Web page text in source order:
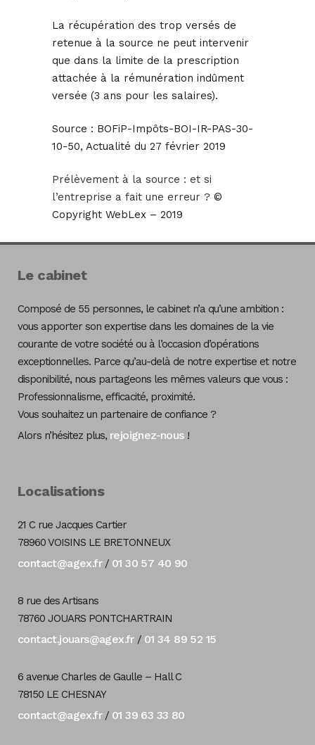
La récupération des trop versés de
retenue à la source ne peut intervenir
que dans la limite de la prescription
attachée à la rémunération indûment
versée (3 ans pour les salaires).
Source : BOFiP-Impôts-BOI-IR-PAS-30-
10-50, Actualité du 27 février 2019
Prélèvement à la source : et si
l’entreprise a fait une erreur ? ©
Copyright WebLex – 2019
Le cabinet
Composé de 55 personnes, le cabinet n’a qu’une ambition :
vous apporter son expertise dans les domaines de la vie
courante de votre société ou à l’occasion d’opérations
exceptionnelles. Parce qu’au-delà de notre expertise et notre
disponibilité, nous partageons les mêmes valeurs que vous :
Professionnalisme, efficacité, proximité.
Vous souhaitez un partenaire de confiance ?
Alors n’hésitez plus, rejoignez-nous!
Localisations
21 C rue Jacques Cartier
78960 VOISINS LE BRETONNEUX
contact@agex.fr/ 01 30 57 40 90
8 rue des Artisans
78760 JOUARS PONTCHARTRAIN
contact.jouars@agex.fr/ 01 34 89 52 15
6 avenue Charles de Gaulle – Hall C
78150 LE CHESNAY
contact@agex.fr/ 01 39 63 33 80